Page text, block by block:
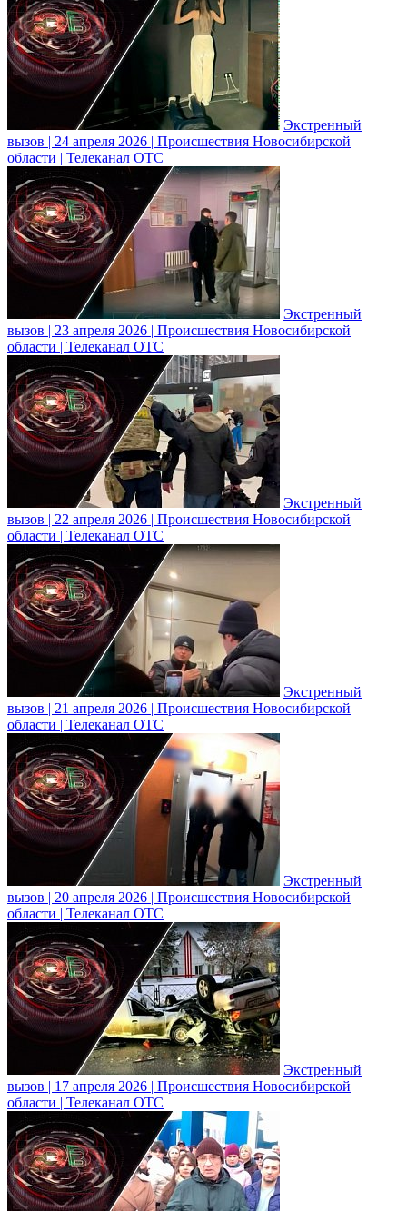
Экстренный
вызов | 24 апреля 2026 | Происшествия Новосибирской
области | Телеканал ОТС
Экстренный
вызов | 23 апреля 2026 | Происшествия Новосибирской
области | Телеканал ОТС
Экстренный
вызов | 22 апреля 2026 | Происшествия Новосибирской
области | Телеканал ОТС
Экстренный
вызов | 21 апреля 2026 | Происшествия Новосибирской
области | Телеканал ОТС
Экстренный
вызов | 20 апреля 2026 | Происшествия Новосибирской
области | Телеканал ОТС
Экстренный
вызов | 17 апреля 2026 | Происшествия Новосибирской
области | Телеканал ОТС